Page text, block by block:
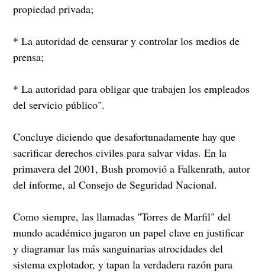
propiedad privada;
* La autoridad de censurar y controlar los medios de
prensa;
* La autoridad para obligar que trabajen los empleados
del servicio público".
Concluye diciendo que desafortunadamente hay que
sacrificar derechos civiles para salvar vidas. En la
primavera del 2001, Bush promovió a Falkenrath, autor
del informe, al Consejo de Seguridad Nacional.
Como siempre, las llamadas "Torres de Marfil" del
mundo académico jugaron un papel clave en justificar
y diagramar las más sanguinarias atrocidades del
sistema explotador, y tapan la verdadera razón para